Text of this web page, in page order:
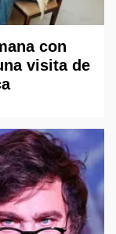
con
visita de